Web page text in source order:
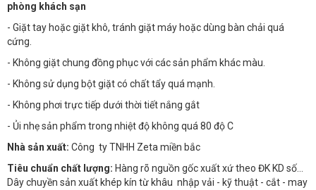
phòng khách sạn
- Giặt tay hoặc giặt khô, tránh giặt máy hoặc dùng bàn chải quá
cứng.
- Không giặt chung đồng phục với các sản phẩm khác màu.
- Không sử dụng bột giặt có chất tẩy quá mạnh.
- Không phơi trực tiếp dưới thời tiết nắng gắt
- Ủi nhẹ sản phẩm trong nhiệt độ không quá 80 độ C
Nhà sản xuất: Công ty TNHH Zeta miền bắc
Tiêu chuẩn chất lượng: Hàng rõ nguồn gốc xuất xứ theo ĐK KD số…
Dây chuyền sản xuất khép kín từ khâu nhập vải - kỹ thuật - cắt - may